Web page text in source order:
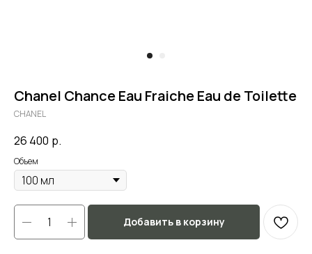
Chanel Chance Eau Fraiche Eau de Toilette
CHANEL
26 400 р.
Объем
Добавить в корзину